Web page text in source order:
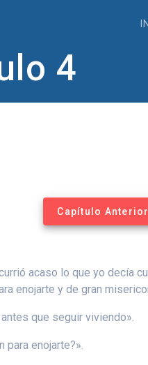
4
Capítulo Anterior
acaso lo que yo
enojarte y de gran
que seguir viviendo».
para enojarte?».